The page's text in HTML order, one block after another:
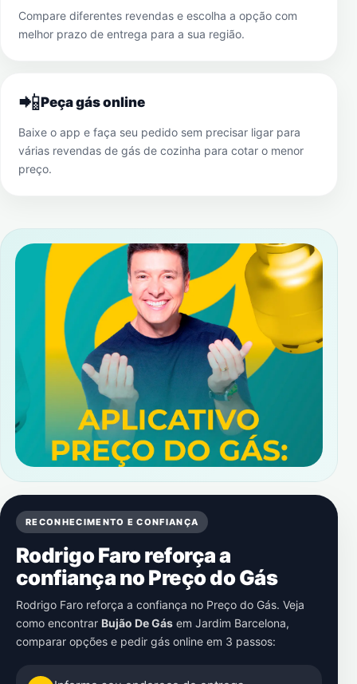
Compare diferentes revendas e escolha a opção com
melhor prazo de entrega para a sua região.
📲Peça gás online
Baixe o app e faça seu pedido sem precisar ligar para
várias revendas de gás de cozinha para cotar o menor
preço.
RECONHECIMENTO E CONFIANÇA
Rodrigo Faro reforça a
confiança no Preço do Gás
Rodrigo Faro reforça a confiança no Preço do Gás. Veja
como encontrar Bujão De Gás em Jardim Barcelona,
comparar opções e pedir gás online em 3 passos: